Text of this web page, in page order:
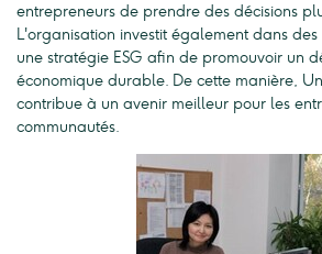
entrepreneurs de prendre des décisions
L'organisation investit également dans
une stratégie ESG afin de promouvoir un
économique durable. De cette manière,
contribue à un avenir meilleur pour les
communautés.